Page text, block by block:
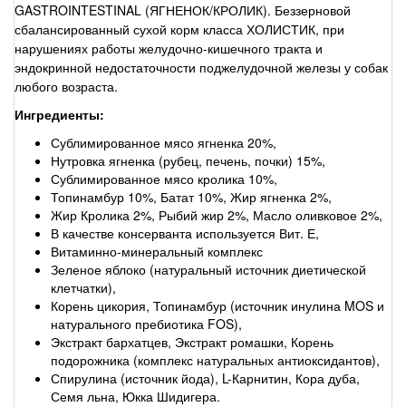
GASTROINTESTINAL (ЯГНЕНОК/КРОЛИК). Беззерновой
сбалансированный сухой корм класса ХОЛИСТИК, при
нарушениях работы желудочно-кишечного тракта и
эндокринной недостаточности поджелудочной железы у собак
любого возраста.
Ингредиенты:
Сублимированное мясо ягненка 20%,
Нутровка ягненка (рубец, печень, почки) 15%,
Сублимированное мясо кролика 10%,
Топинамбур 10%, Батат 10%, Жир ягненка 2%,
Жир Кролика 2%, Рыбий жир 2%, Масло оливковое 2%,
В качестве консерванта используется Вит. Е,
Витаминно-минеральный комплекс
Зеленое яблоко (натуральный источник диетической
клетчатки),
Корень цикория, Топинамбур (источник инулина MOS и
натурального пребиотика FOS),
Экстракт бархатцев, Экстракт ромашки, Корень
подорожника (комплекс натуральных антиоксидантов),
Спирулина (источник йода), L-Карнитин, Кора дуба,
Семя льна, Юкка Шидигера.